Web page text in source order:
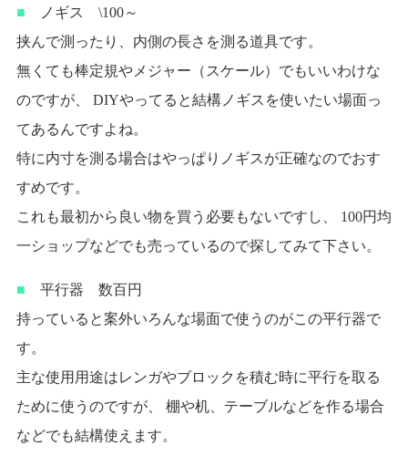
■ ノギス \100～
挟んで測ったり、内側の長さを測る道具です。
無くても棒定規やメジャー（スケール）でもいいわけな
のですが、 DIYやってると結構ノギスを使いたい場面っ
てあるんですよね。
特に内寸を測る場合はやっぱりノギスが正確なのでおす
すめです。
これも最初から良い物を買う必要もないですし、 100円均
一ショップなどでも売っているので探してみて下さい。
■ 平行器 数百円
持っていると案外いろんな場面で使うのがこの平行器で
す。
主な使用用途はレンガやブロックを積む時に平行を取る
ために使うのですが、 棚や机、テーブルなどを作る場合
などでも結構使えます。